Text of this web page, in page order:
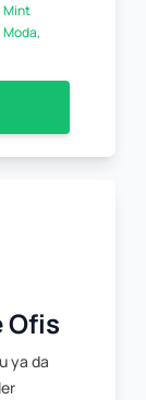
Mint
Moda,
Ofis
ya da